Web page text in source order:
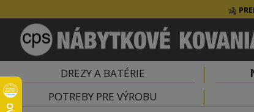
DREZY A BATÉRIE
POTREBY PRE VÝROBU